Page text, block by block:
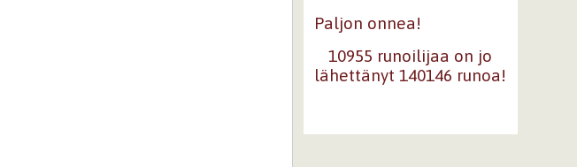
Paljon onnea!
10955 runoilijaa on jo
lähettänyt 140146 runoa!